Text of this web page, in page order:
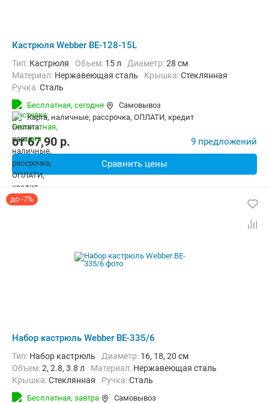
Кастрюля Webber BE-128-15L
Тип: Кастрюля Объем: 15 л Диаметр:28 см
материал: Нержавеющая сталь крышка:Стеклянная
ручка:Сталь
Бесплатная, сегодня
Самовывоз
карта, наличные, рассрочка, ОПЛАТИ, кредит
от67,90 p. 9 предложений
Сравнить цены
до -7%
Набор кастрюль Webber BE-335/6
Тип: Набор кастрюль диаметр: 16, 18, 20 см
объем:2, 2.8, 3.8 л материал: Нержавеющая сталь
крышка:Стеклянная ручка:Сталь
Бесплатная, завтра
Самовывоз